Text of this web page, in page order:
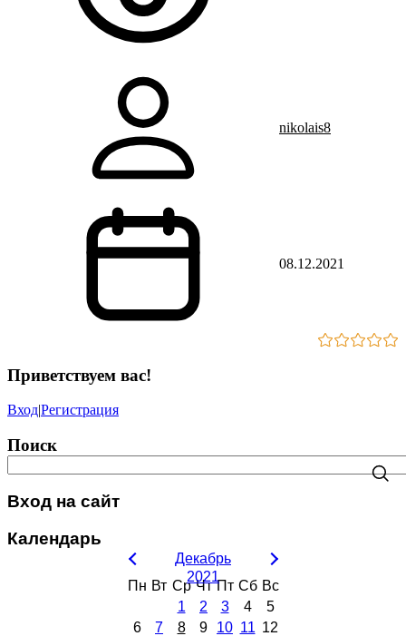
nikolais8
08.12.2021
Приветствуем вас!
Вход|Регистрация
Поиск
Вход на сайт
Календарь
Декабрь
2021
Пн Вт Ср Чт Пт Сб Вс
1
2 3 4
5
6
7 8 9 10 11 12